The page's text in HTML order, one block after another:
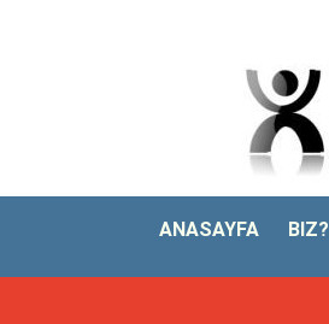
ANASAYFA BIZ?